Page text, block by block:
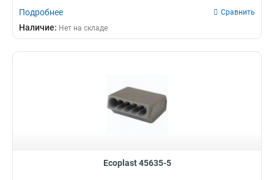
Подробнее Сравнить
Наличие: Нет на складе
Ecoplast 45635-5